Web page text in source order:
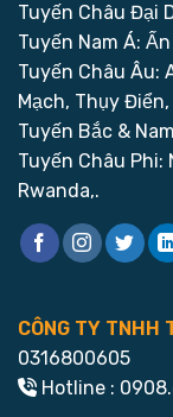
Tuyến Châu Đại
Tuyến Nam Á:
Tuyến Châu Âu:
Mạch, Thụy
Tuyến Bắc &
Tuyến Châu Phi:
Rwanda,.
CÔNG TY TNHH
0316800605
Hotline :